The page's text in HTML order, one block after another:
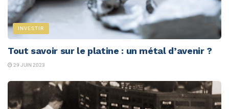
INVESTIR
Tout savoir sur le platine : un métal d’avenir ?
29 JUIN 2023